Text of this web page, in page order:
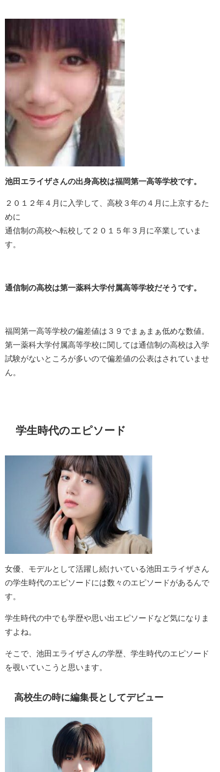
池田エライザさんの出身高校は福岡第一高等学校です。
２０１２年４月に入学して、高校３年の４月に上京するた
めに
通信制の高校へ転校して２０１５年３月に卒業していま
す。
通信制の高校は第一薬科大学付属高等学校だそうです。
福岡第一高等学校の偏差値は３９でまぁまぁ低めな数値。
第一薬科大学付属高等学校に関しては通信制の高校は入学
試験がないところが多いので偏差値の公表はされていませ
ん。
学生時代のエピソード
女優、モデルとして活躍し続けいている池田エライザさん
の学生時代のエピソードには数々のエピソードがあるんで
す。
学生時代の中でも学歴や思い出エピソードなど気になりま
すよね。
そこで、池田エライザさんの学歴、学生時代のエピソード
を覗いていこうと思います。
高校生の時に編集長としてデビュー